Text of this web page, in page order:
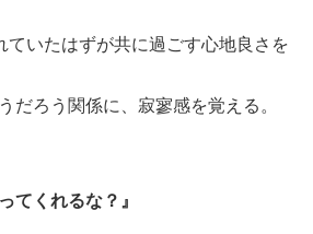
ていたはずが共に過ごす心地良さを
だろう関係に、寂寥感を覚える。
てくれるな？』